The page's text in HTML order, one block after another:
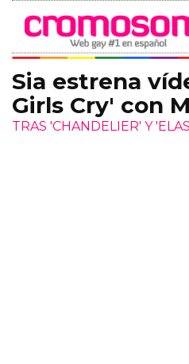
Sia estrena
Girls Cry' con
TRAS 'CHANDELIER' Y